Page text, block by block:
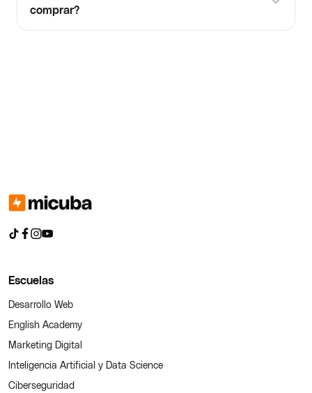
comprar?
Escuelas
Desarrollo Web
English Academy
Marketing Digital
Inteligencia Artificial y Data Science
Ciberseguridad